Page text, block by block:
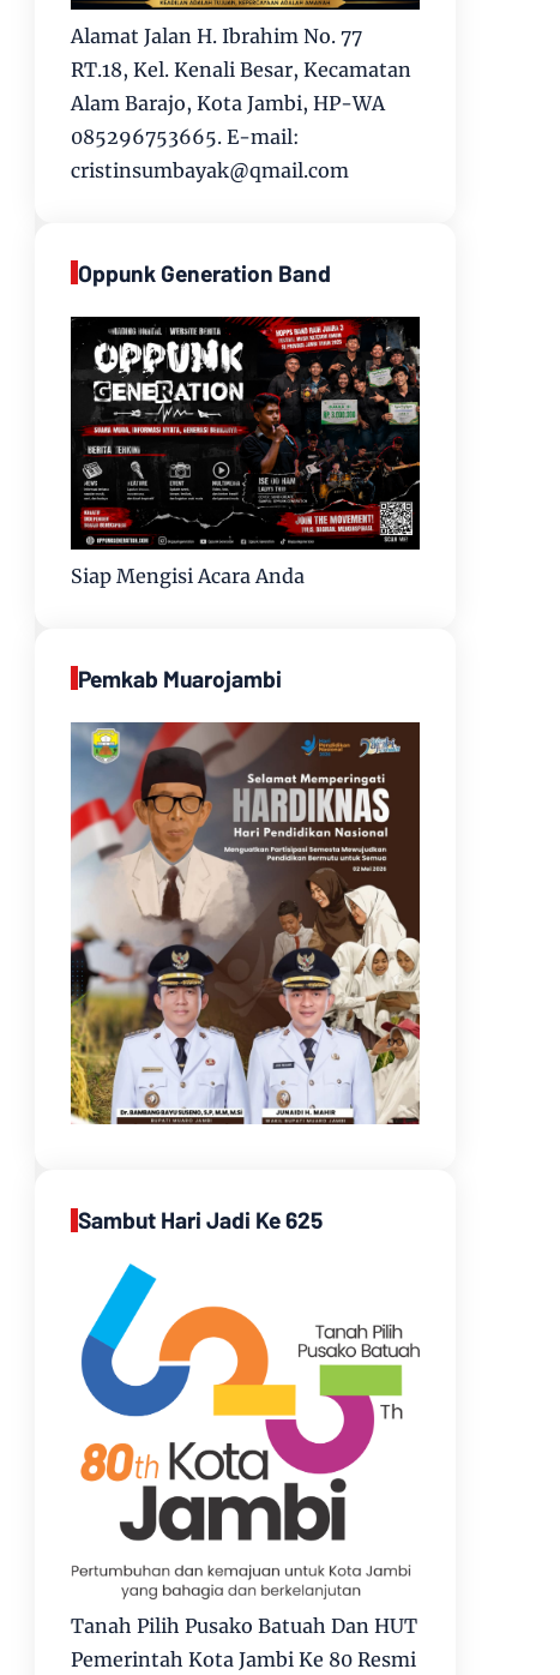
Alamat Jalan H. Ibrahim No. 77
RT.18, Kel. Kenali Besar, Kecamatan
Alam Barajo, Kota Jambi, HP-WA
085296753665. E-mail:
cristinsumbayak@qmail.com
Oppunk Generation Band
Siap Mengisi Acara Anda
Pemkab Muarojambi
Sambut Hari Jadi Ke 625
Tanah Pilih Pusako Batuah Dan HUT
Pemerintah Kota Jambi Ke 80 Resmi